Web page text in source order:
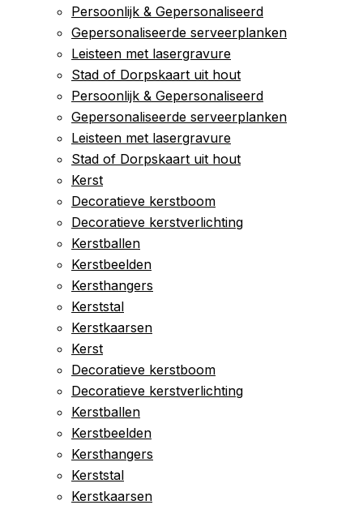
Persoonlijk & Gepersonaliseerd
Gepersonaliseerde serveerplanken
Leisteen met lasergravure
Stad of Dorpskaart uit hout
Persoonlijk & Gepersonaliseerd
Gepersonaliseerde serveerplanken
Leisteen met lasergravure
Stad of Dorpskaart uit hout
Kerst
Decoratieve kerstboom
Decoratieve kerstverlichting
Kerstballen
Kerstbeelden
Kersthangers
Kerststal
Kerstkaarsen
Kerst
Decoratieve kerstboom
Decoratieve kerstverlichting
Kerstballen
Kerstbeelden
Kersthangers
Kerststal
Kerstkaarsen